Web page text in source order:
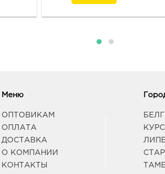
Меню
ОПТОВИКАМ
ОПЛАТА
ДОСТАВКА
О КОМПАНИИ
КОНТАКТЫ